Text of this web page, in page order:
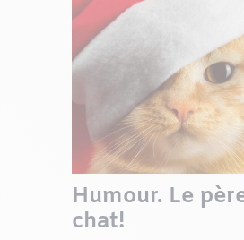
Humour. Le
chat!